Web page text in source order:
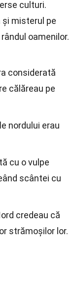
culturi.
misterul pe
oamenilor.
considerată
călăreau pe
nordului erau
cu o vulpe
scântei cu
credeau că
strămoșilor lor.